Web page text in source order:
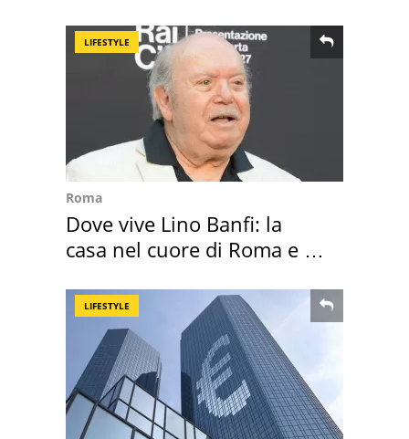
LIFESTYLE
Roma
Dove vive Lino Banfi: la
casa nel cuore di Roma e i
LIFESTYLE